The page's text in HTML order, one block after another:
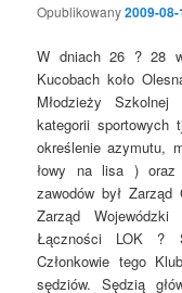
Opublikowany2009-
W dniach 26 ? 28
Kucobach koło
Młodzieży
kategorii sportowych
określenie azymutu,
łowy na lisa ) oraz
zawodów był
Zarząd
Łączności LOK ?
Członkowie tego
sędziów. Sędzią